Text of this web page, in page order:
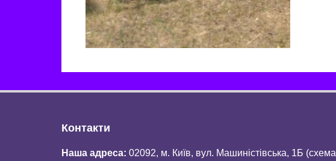
Контакти
Наша адреса: 02092, м. Київ, вул. Машиністівська, 1Б (схема